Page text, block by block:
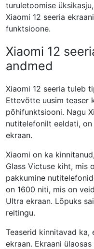
turuletoomise
Xiaomi 12 seeria
funktsioone.
Xiaomi 12
andmed
Xiaomi 12 seeria tuleb
Ettevõtte uusim teaser
põhifunktsiooni. Nagu
nutitelefonilt eeldati, on
ekraan.
Xiaomi on ka
Glass Victuse kiht, mis
pakkumine
on 1600 niti, mis on
Ultra ekraan. Lõpuks
reitingu.
Teaserid kinnitavad ka,
ekraan. Ekraani